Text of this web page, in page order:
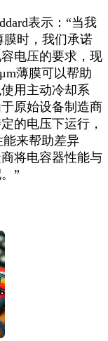
表示：“当我
膜时，我们承诺
电压的要求，现
薄膜可以帮助
用主动冷却系
原始设备制造商
的电压下运行，
能来帮助差异
将电容器性能与
”